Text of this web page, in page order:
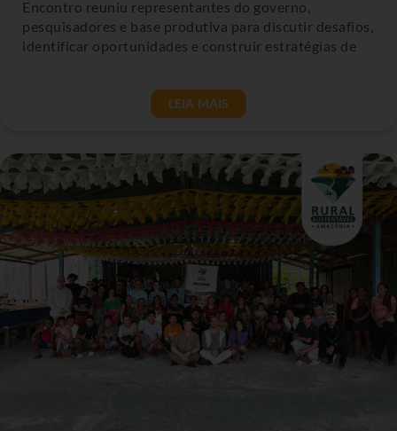
Encontro reuniu representantes do governo,
pesquisadores e base produtiva para discutir desafios,
identificar oportunidades e construir estratégias de
LEIA MAIS